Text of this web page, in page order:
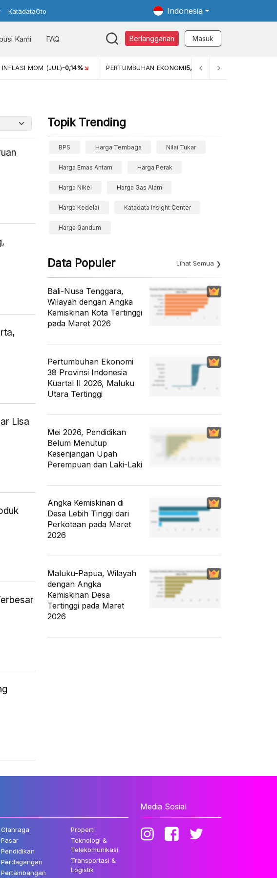
KatadataOto Indonesia
Kami FAQ Berlangganan Masuk
EKONOMI5,11% PERTUMBUHAN EKONOMI (YOY) (Q1)5,61%
Lisa
Topik Trending
BPS Harga Tembaga Nilai Tukar
Harga Emas Antam Harga Perak
Harga Nikel Harga Gas Alam
Harga Kedelai Katadata Insight Center
Harga Gandum
Data Populer Lihat Semua
Bali-Nusa Tenggara,
Wilayah dengan Angka
Kemiskinan Kota Tertinggi
pada Maret 2026
Pertumbuhan Ekonomi
38 Provinsi Indonesia
Kuartal II 2026, Maluku
Utara Tertinggi
Mei 2026, Pendidikan
Belum Menutup
Kesenjangan Upah
Perempuan dan Laki-Laki
Angka Kemiskinan di
Desa Lebih Tinggi dari
Perkotaan pada Maret
2026
Maluku-Papua, Wilayah
dengan Angka
Kemiskinan Desa
Tertinggi pada Maret
2026
Olahraga
Pasar
Pendidikan
Perdagangan
Pertambangan
Properti
Teknologi &
Telekomunikasi
Transportasi &
Logistik
Media Sosial